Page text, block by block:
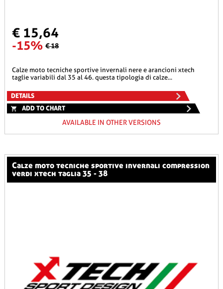
€ 15,64
-15% € 18
calze moto tecniche sportive invernali nere e arancioni xtech
taglie variabili dal 35 al 46. questa tipologia di calze...
DETAILS
ADD TO CHART
AVAILABLE IN OTHER VERSIONS
calze moto tecniche sportive invernali compression
verdi xtech taglia 35 - 38